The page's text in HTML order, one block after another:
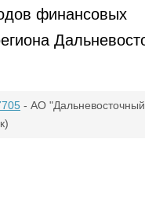
финансовых
- АО "Дальневосточный